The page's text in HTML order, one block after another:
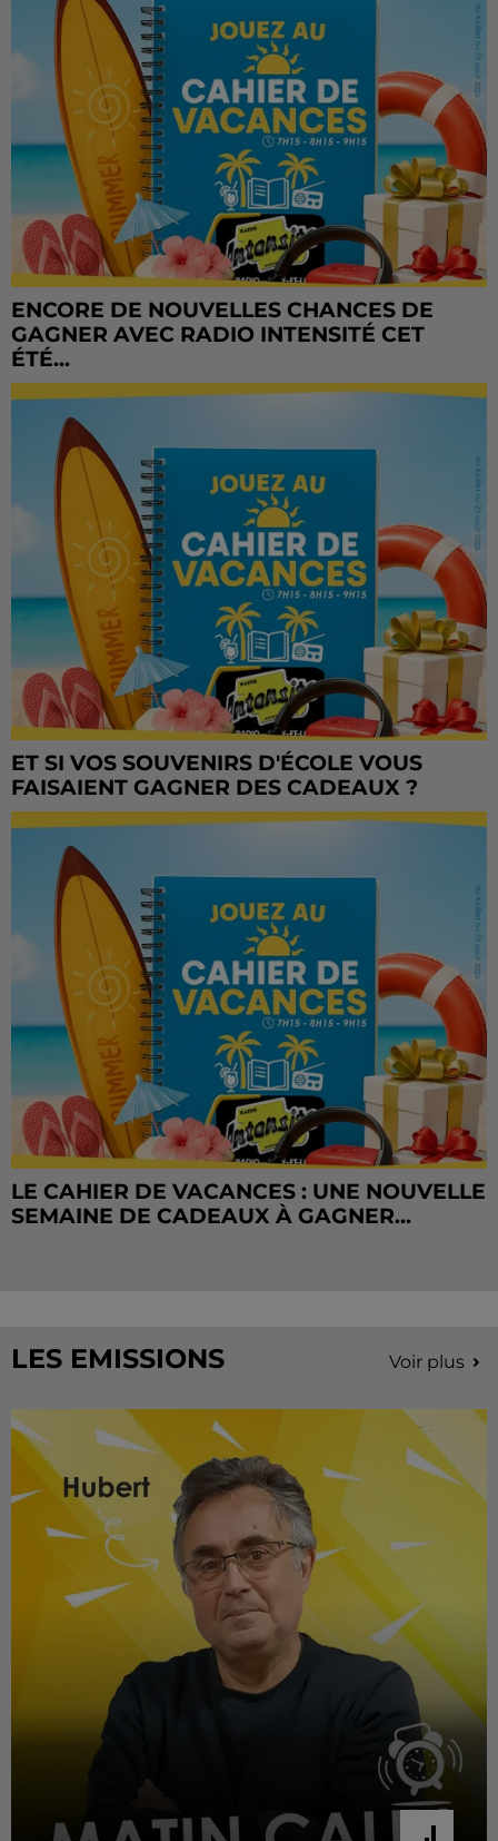
ENCORE DE NOUVELLES CHANCES DE
GAGNER AVEC RADIO INTENSITÉ CET
ÉTÉ...
ET SI VOS SOUVENIRS D'ÉCOLE VOUS
FAISAIENT GAGNER DES CADEAUX ?
LE CAHIER DE VACANCES : UNE NOUVELLE
SEMAINE DE CADEAUX À GAGNER...
LES EMISSIONS Voir plus